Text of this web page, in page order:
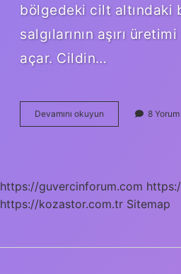
bölgedeki cilt altındaki
salgılarının aşırı
açar. Cildin…
Devamını okuyun
Yağlı
8 Yorum
https://guvercinforum.com
https://kozastor.com.tr Sitemap